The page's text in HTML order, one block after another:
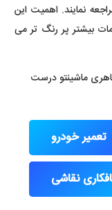
نمایند. اهمیت این
بیشتر پر رنگ تر می
ماشینتو درست
تعمیر خودرو
نقاشی